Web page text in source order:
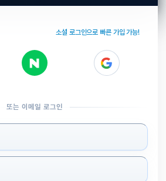
소셜 로그인으로 빠른 가입 가능!
또는 이메일 로그인